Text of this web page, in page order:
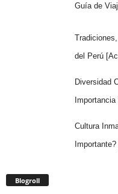
Guía de
del Perú
Diversidad
Cultura
Blogroll